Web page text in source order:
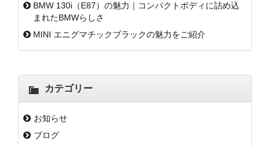
BMW 130i（E87）の魅力｜コンパクトボディに詰め込
まれたBMWらしさ
MINI エニグマチックブラックの魅力をご紹介
カテゴリー
お知らせ
ブログ